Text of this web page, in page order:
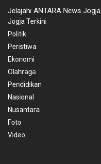
Jelajahi ANTARA News Jogja
Jogja Terkini
Politik
Peristiwa
Ekonomi
Olahraga
Pendidikan
Nasional
Nusantara
Foto
Video